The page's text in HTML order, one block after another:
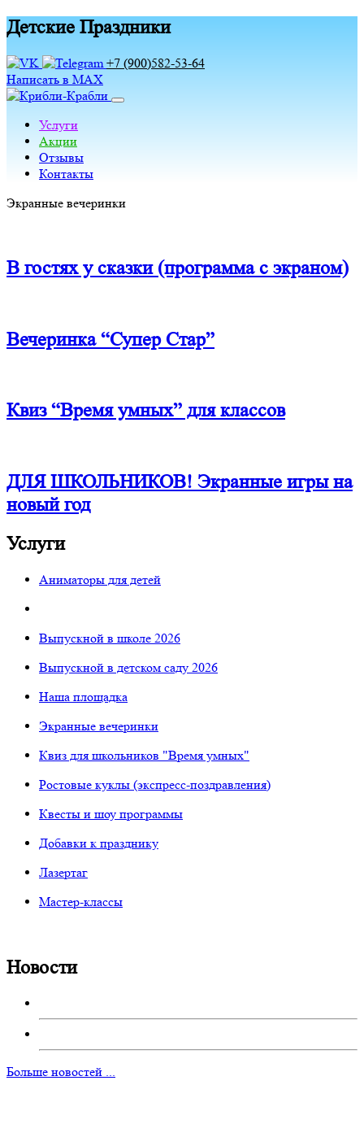
Детские Праздники
+7 (900)582-53-64
Написать в MAX
Услуги
Акции
Отзывы
Контакты
Экранные вечеринки
В гостях у сказки (программа с экраном)
Вечеринка “Супер Стар”
Квиз “Время умных” для классов
ДЛЯ ШКОЛЬНИКОВ! Экранные игры на
новый год
Услуги
Аниматоры для детей
Выпускной в школе 2026
Выпускной в детском саду 2026
Наша площадка
Экранные вечеринки
Квиз для школьников "Время умных"
Ростовые куклы (экспресс-поздравления)
Квесты и шоу программы
Добавки к празднику
Лазертаг
Мастер-классы
Новости
Больше новостей ...